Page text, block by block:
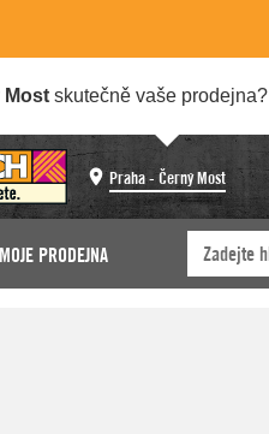
Most skutečně vaše prodejna?
Praha - Černý Most
MOJE PRODEJNA